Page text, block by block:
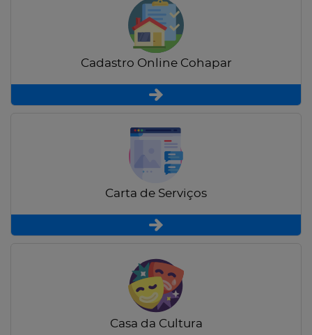
Cadastro Online Cohapar
Carta de Serviços
Casa da Cultura